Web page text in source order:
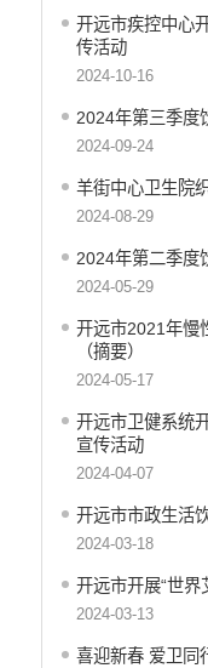
公共文化服务
涉农补贴
养老服务
社会救助信息
规划计划
重大决策预公开
食品药品监管
政府集中采购
环保督察
医疗卫生
行政处罚和行政强制
乡村振兴工作信息公
开远市疾控中心
传活动
2024-10-16
2024年第三季度
2024-09-24
羊街中心卫生院
2024-08-29
2024年第二季度
2024-05-29
开远市2021年慢
（摘要）
2024-05-17
开远市卫健系统
宣传活动
2024-04-07
开远市市政生活
2024-03-18
开远市开展“世界
2024-03-13
喜迎新春 爱卫同